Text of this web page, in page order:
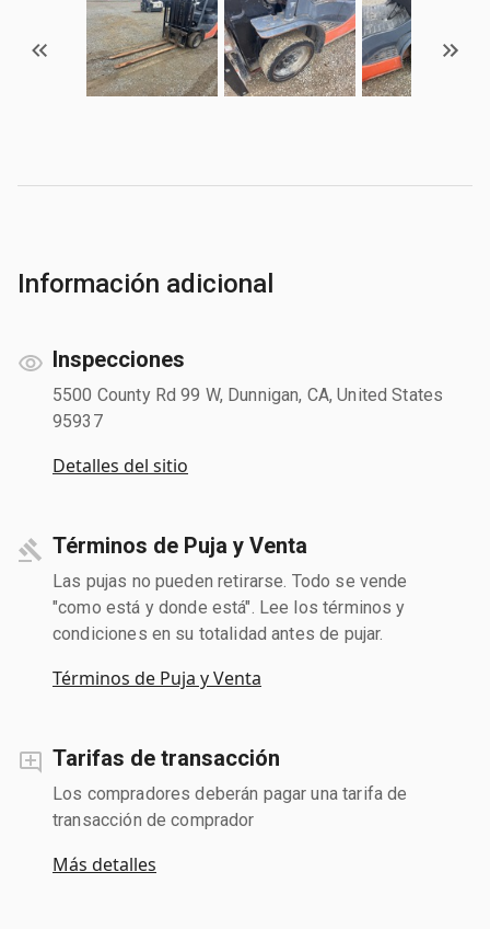
Información adicional
Inspecciones
5500 County Rd 99 W, Dunnigan, CA, United States
95937
Detalles del sitio
Términos de Puja y Venta
Las pujas no pueden retirarse. Todo se vende
"como está y donde está". Lee los términos y
condiciones en su totalidad antes de pujar.
Términos de Puja y Venta
Tarifas de transacción
Los compradores deberán pagar una tarifa de
transacción de comprador
Más detalles